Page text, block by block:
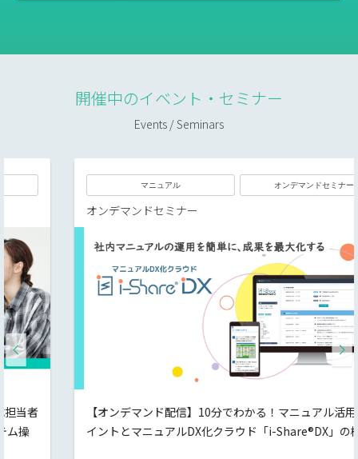
開催中のイベント・セミナー
Events / Seminars
オンデマンドセミナー
オンデマンドセミナー
【オンデマンド配信】10分でわかる！マニュアル活用のポ
イントとマニュアルDX化クラウド「i-Share®DX」の概要